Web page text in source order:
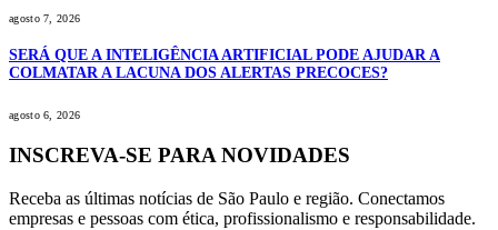
agosto 7, 2026
SERÁ QUE A INTELIGÊNCIA ARTIFICIAL PODE AJUDAR A
COLMATAR A LACUNA DOS ALERTAS PRECOCES?
agosto 6, 2026
INSCREVA-SE PARA NOVIDADES
Receba as últimas notícias de São Paulo e região. Conectamos
empresas e pessoas com ética, profissionalismo e responsabilidade.